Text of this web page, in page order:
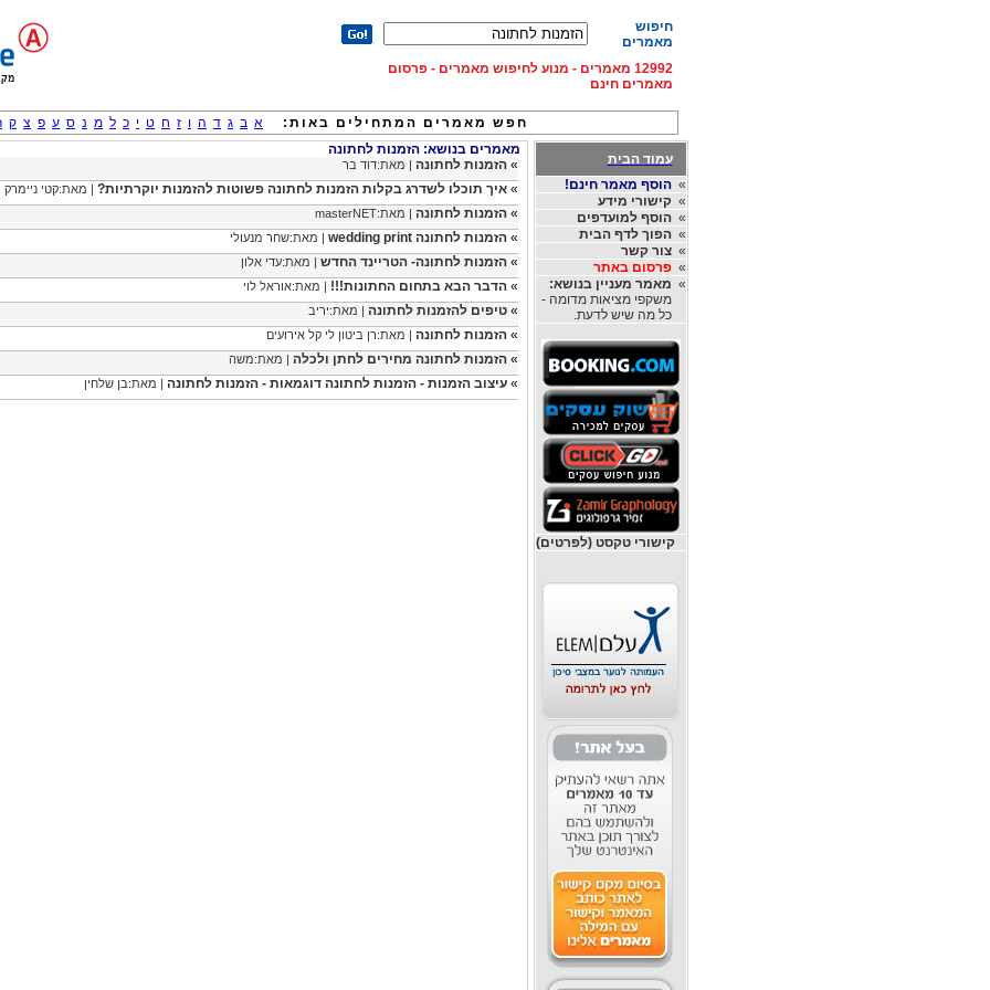
חיפוש
מאמרים
12992 מאמרים - מנוע לחיפוש מאמרים - פרסום
מאמרים חינם
חפש מאמרים המתחילים באות: א ב ג ד ה ו ז ח ט י כ ל מ נ ס ע פ צ ק
עמוד הבית
»הוסף מאמר חינם!
»קישורי מידע
»הוסף למועדפים
»הפוך לדף הבית
»צור קשר
»פרסום באתר
» מאמר מעניין בנושא:
משקפי מציאות מדומה -
כל מה שיש לדעת.
קישורי טקסט (לפרטים)
מאמרים בנושא: הזמנות לחתונה
» הזמנות לחתונה | מאת:דוד בר
» איך תוכלו לשדרג בקלות הזמנות לחתונה פשוטות להזמנות יוקרתיות? | מאת:קטי ניימרק
» הזמנות לחתונה | מאת:masterNET
» הזמנות לחתונה wedding print | מאת:שחר מנעולי
» הזמנות לחתונה- הטריינד החדש | מאת:עדי אלון
» הדבר הבא בתחום החתונות!!! | מאת:אוראל לוי
» טיפים להזמנות לחתונה | מאת:יריב
» הזמנות לחתונה | מאת:רן ביטון לי קל אירועים
» הזמנות לחתונה מחירים לחתן ולכלה | מאת:משה
» עיצוב הזמנות - הזמנות לחתונה דוגמאות - הזמנות לחתונה | מאת:בן שלחין